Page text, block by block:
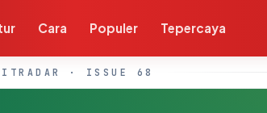
Cara Populer Tepercaya
· ISSUE 68